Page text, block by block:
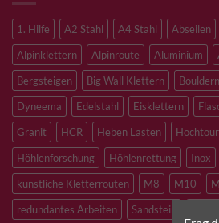
1. Hilfe A2 Stahl A4 Stahl Abseilen
Alpinklettern
Alpinroute Aluminium
Bergsteigen
Big Wall Klettern Bouldern
Dyneema
Edelstahl Eisklettern
Granit
HCR Heben Lasten
Höhlenforschung
Höhlenrettung Inox
künstliche Kletterrouten
M8 M10
redundantes Arbeiten
Sandstein